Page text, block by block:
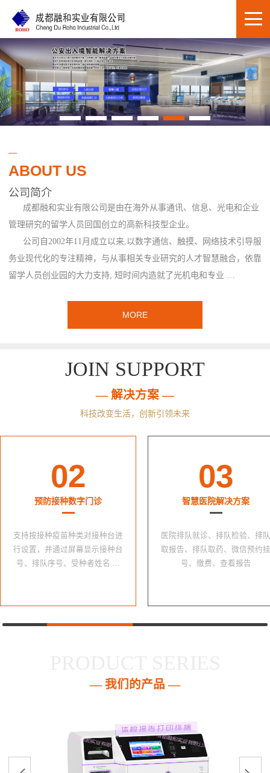
ABOUT US
公司简介
成都融和实业有限公司是由在海外从事通讯、信息、光电和企业
管理研究的留学人员回国创立的高新科技型企业。
公司自2002年11月成立以来,以数字通信、触摸、网络技术引导服
务业现代化的专注精神，与从事相关专业研究的人才智慧融合，依靠
留学人员创业园的大力支持, 短时间内造就了光机电和专业 …
MORE
JOIN SUPPORT
— 解决方案 —
科技改变生活，创新引领未来
02
预防接种数字门诊
支持按接种疫苗种类对接种台进
行设置，并通过屏幕显示接种台
号、排队序号、受种者姓名 …
03
智慧医院解决方案
医院排队就诊、排队检验、排队
取报告、排队取药、微信预约挂
号、缴费、查看报告
— 我们的产品 —